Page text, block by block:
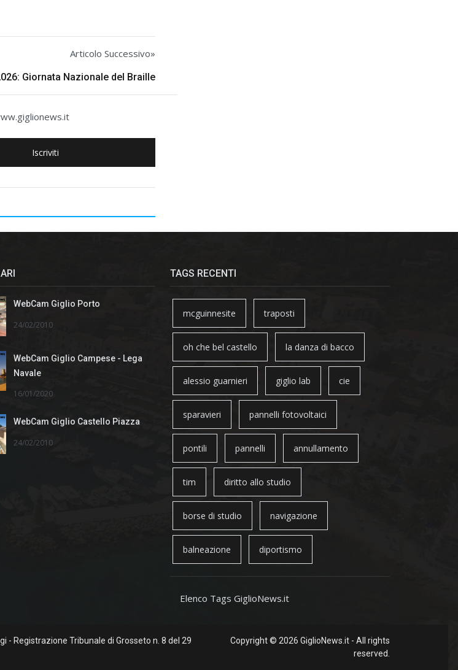
Articolo Successivo»
Giornata Nazionale del Braille
Iscriviti
WebCam Giglio Porto
24/02/2010
WebCam Giglio Campese - Lega
Navale
16/01/2020
WebCam Giglio Castello Piazza
24/02/2010
TAGS RECENTI
mcguinnesite traposti
oh che bel castello la danza di bacco
alessio guarnieri giglio lab cie
sparavieri pannelli fotovoltaici
pontili pannelli annullamento
tim diritto allo studio
borse di studio navigazione
balneazione diportismo
Elenco Tags GiglioNews.it
- Registrazione Tribunale di Grosseto n. 8 del 29
Copyright © 2026 GiglioNews.it - All rights
reserved.